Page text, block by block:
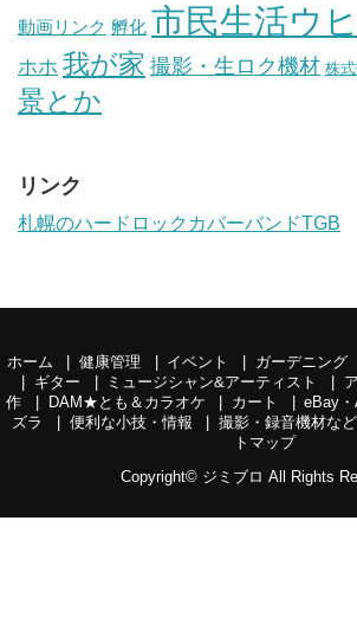
動画リンク 孵化 市民生活ウ
ホホ 我が家 撮影・生ロク機材 株
景とか
リンク
札幌のハードロックカバーバンドTGB
ホーム 健康管理 イベント ガーデニング
ギター
ミュージシャン&アーティスト
作
DAM★とも＆カラオケ カート eBay
ズラ
便利な小技・情報 撮影・録音機材など
トマップ
Copyright© ジミブロ All Rights